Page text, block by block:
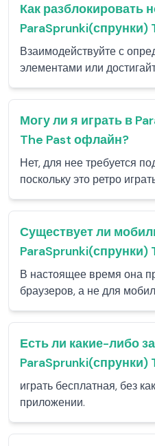
Как разблокировать
ParaSprunki(спрунки)
Взаимодействуйте с
элементами или
Могу ли я играть в
The Past офлайн?
Нет, для нее требуется
поскольку это ретро
Существует ли
ParaSprunki(спрунки)
В настоящее время она
браузеров, а не для
Есть ли какие-либо
ParaSprunki(спрунки)
играть бесплатная, без
приложении.